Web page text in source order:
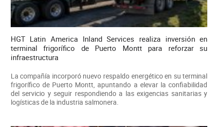
HGT Latin America Inland Services realiza inversión en
terminal frigorífico de Puerto Montt para reforzar su
infraestructura
La compañía incorporó nuevo respaldo energético en su terminal
frigorífico de Puerto Montt, apuntando a elevar la confiabilidad
del servicio y seguir respondiendo a las exigencias sanitarias y
logísticas de la industria salmonera.